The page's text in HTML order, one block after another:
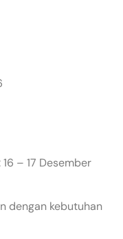
– 17 Desember
dengan kebutuhan